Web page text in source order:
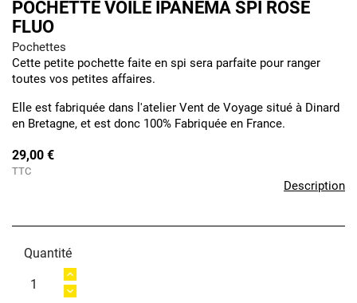
POCHETTE VOILE IPANEMA SPI ROSE
FLUO
Pochettes
Cette petite pochette faite en spi sera parfaite pour ranger
toutes vos petites affaires.
Elle est fabriquée dans l'atelier Vent de Voyage situé à Dinard
en Bretagne, et est donc 100% Fabriquée en France.
29,00 €
TTC
Description
Quantité